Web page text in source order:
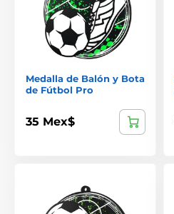
Medalla de Balón y Bota
de Fútbol Pro
35 Mex$